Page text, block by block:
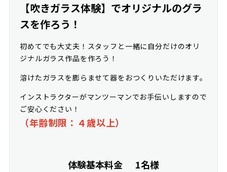
【吹きガラス体験】でオリジナルのグラ
スを作ろう！
初めてでも大丈夫！スタッフと一緒に自分だけのオリ
ジナルガラス作品を作ろう！
溶けたガラスを膨らませて器をおつくりいただけます。
インストラクターがマンツーマンでお手伝いしますので
ご安心ください！
（年齢制限：４歳以上）
体験基本料金 1名様